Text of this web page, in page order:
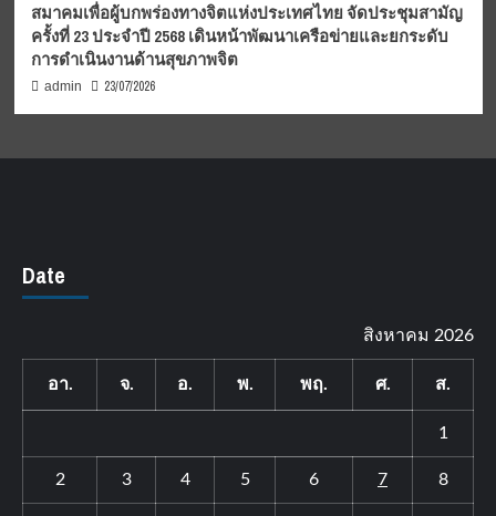
สมาคมเพื่อผู้บกพร่องทางจิตแห่งประเทศไทย จัดประชุมสามัญ
ครั้งที่ 23 ประจำปี 2568 เดินหน้าพัฒนาเครือข่ายและยกระดับ
การดำเนินงานด้านสุขภาพจิต
admin 23/07/2026
Date
สิงหาคม 2026
อา. จ. อ. พ. พฤ. ศ. ส.
1
2 3 4 5 6 7 8